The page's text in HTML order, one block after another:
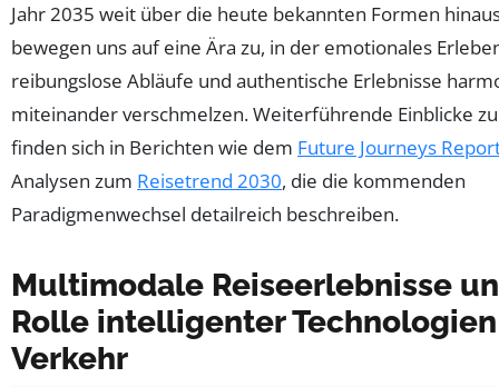
Jahr 2035 weit über die heute bekannten Formen
bewegen uns auf eine Ära zu, in der emotionales
reibungslose Abläufe und authentische Erlebnisse
miteinander verschmelzen. Weiterführende Einblicke
finden sich in Berichten wie dem Future Journeys
Analysen zum Reisetrend 2030, die die kommenden
Paradigmenwechsel detailreich beschreiben.
Multimodale Reiseerlebnisse
Rolle intelligenter
Verkehr